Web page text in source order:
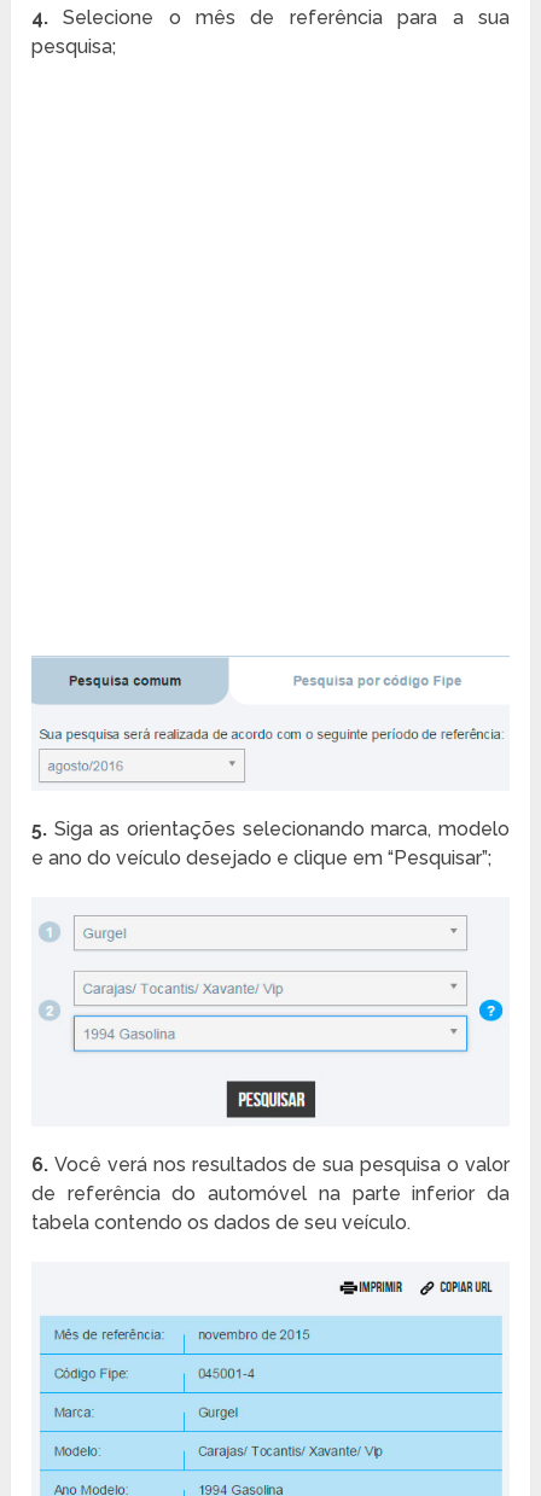
4.Selecione o mês de referência para a sua
pesquisa;
5. Siga as orientações selecionando marca, modelo
e ano do veículo desejado e clique em “Pesquisar”;
6. Você verá nos resultados de sua pesquisa o valor
de referência do automóvel na parte inferior da
tabela contendo os dados de seu veículo.